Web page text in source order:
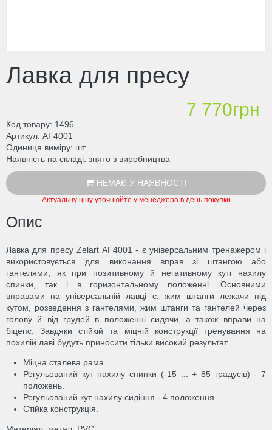
Лавка для пресу
7 770грн
Код товару 1496
Артикул AF4001
Одиниця виміру шт
Наявність на складі знято з виробництва
НЕМАЄ У НАЯВНОСТІ
Актуальну ціну уточнюйте у менеджера в день покупки
Опис
Лавка для пресу Zelart AF4001 - є універсальним тренажером і
використовується для виконання вправ зі штангою або
гантелями, як при позитивному й негативному куті нахилу
спинки, так і в горизонтальному положенні. Основними
вправами на універсальній лавці є: жим штанги лежачи під
кутом, розведення з гантелями, жим штанги та гантелей через
голову й від грудей в положенні сидячи, а також вправи на
біцепс. Завдяки стійкій та міцній конструкції тренування на
похилій лаві будуть приносити тільки високий результат.
Міцна сталева рама.
Регульований кут нахилу спинки (-15 ... + 85 градусів) - 7
положень.
Регульований кут нахилу сидіння - 4 положення.
Стійка конструкція.